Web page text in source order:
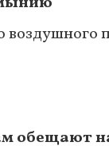
воздушного
обещают